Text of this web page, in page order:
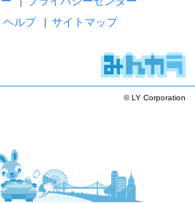
ヘルプ | サイトマップ
© LY Corporation